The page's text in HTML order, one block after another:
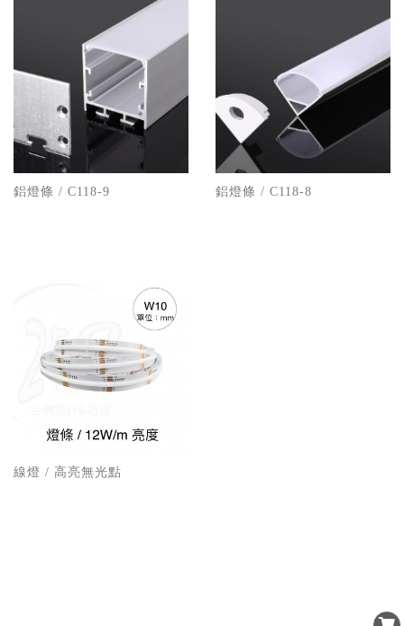
鋁燈條 / C118-9 鋁燈條 / C118-8
線燈 / 高亮無光點